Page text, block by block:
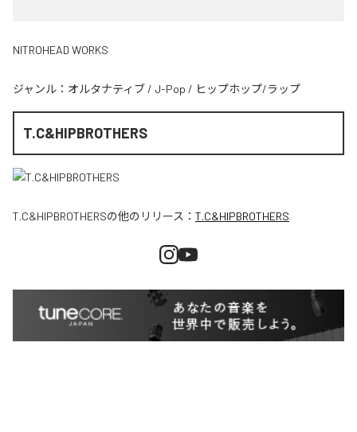
NITROHEAD WORKS
ジャンル： オルタナティブ / J-Pop / ヒップホップ/ラップ
T.C&HIPBROTHERS
T.C&HIPBROTHERSの他のリリース： T.C&HIPBROTHERS